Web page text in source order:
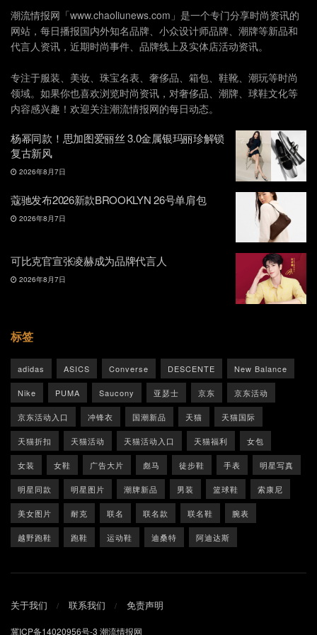
潮流情报网「www.chaoliunews.com」是一个专门分享时尚资讯的
网站，每日播报国内外知名品牌、小众设计师品牌、潮牌等新品和
代言人资讯，近期时尚事件、品牌线上及实体店活动资讯。
专注于服装、美妆、珠宝名表、奢侈品、箱包、鞋靴、潮玩等时尚
领域。如果你也喜欢浏览时尚资讯，对奢侈品、潮牌、球鞋文化等
内容感兴趣！欢迎关注潮流情报网的每日动态。
杨幂同款！思加图爱丽丝 3.0金属银玛丽珍解锁
复古新风
2026年8月7日
蔻驰发布2026新款BROOKLYN 26号单肩包
2026年8月7日
可比克官宣张凌赫成为品牌代言人
2026年8月7日
标签
adidas ASICS Converse DESCENTE New Balance
Nike PUMA Saucony 亚瑟士 京东 京东活动
京东活动入口 冲锋衣 国潮新品 天猫 天猫国际
天猫折扣 天猫活动 天猫活动入口 天猫福利 女包
女装 女鞋 广告大片 彪马 徒步鞋 手表 明星写真
明星同款 明星图片 潮牌新品 男装 篮球鞋 索康尼
美女图片 耐克 联名 联名款 联名鞋 腕表
越野跑鞋 跑鞋 运动鞋 迪桑特 阿迪达斯
关于我们 联系我们 免责声明
冀ICP备14020956号-3 潮流情报网